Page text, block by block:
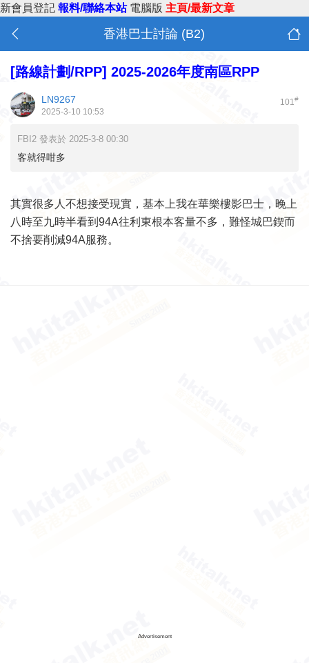
新會員登記 報料/聯絡本站 電腦版 主頁/最新文章
香港巴士討論 (B2)
[路線計劃/RPP] 2025-2026年度南區RPP
101#
LN9267
2025-3-10 10:53
FBI2 發表於 2025-3-8 00:30
客就得咁多
其實很多人不想接受現實，基本上我在華樂樓影巴士，晚上
八時至九時半看到94A往利東根本客量不多，難怪城巴鍥而
不捨要削減94A服務。
Advertisement